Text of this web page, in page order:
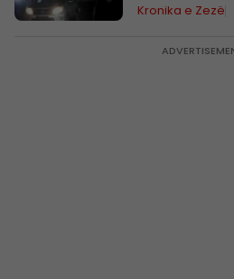
Kronika e Zezë